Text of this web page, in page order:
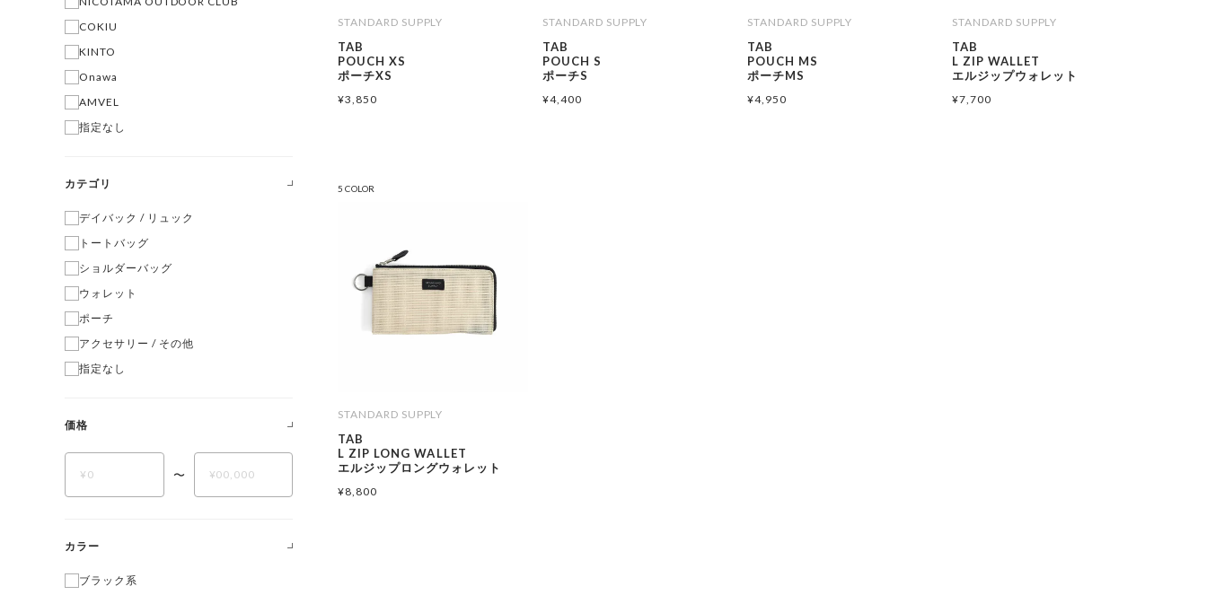
COKIU
KINTO
Onawa
AMVEL
指定なし
カテゴリ
デイバック / リュック
トートバッグ
ショルダーバッグ
ウォレット
ポーチ
アクセサリー / その他
指定なし
価格
〜
カラー
ブラック系
STANDARD SUPPLY
TAB
POUCH XS
ポーチXS
¥3,850
STANDARD SUPPLY
TAB
POUCH S
ポーチS
¥4,400
STANDARD SUPPLY
TAB
POUCH MS
ポーチMS
¥4,950
STANDARD SUPPLY
TAB
L ZIP WALLET
エルジップウォレット
¥7,700
5 COLOR
STANDARD SUPPLY
TAB
L ZIP LONG WALLET
エルジップロングウォレット
¥8,800